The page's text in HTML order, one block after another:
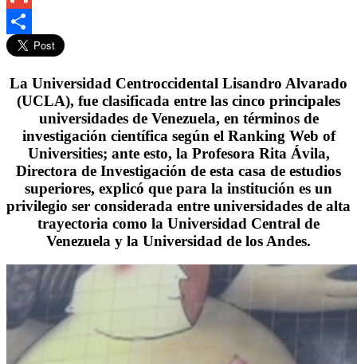
Gmail
Compartir
La Universidad Centroccidental Lisandro Alvarado
(UCLA), fue clasificada entre las cinco principales
universidades de Venezuela, en términos de
investigación científica según el Ranking Web of
Universities; ante esto, la Profesora Rita Ávila,
Directora de Investigación de esta casa de estudios
superiores, explicó que para la institución es un
privilegio ser considerada entre universidades de alta
trayectoria como la Universidad Central de
Venezuela y la Universidad de los Andes.